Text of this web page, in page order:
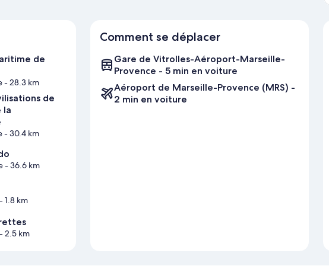
de
- 28.3 km
de
la
- 30.4 km
- 36.6 km
- 1.8 km
- 2.5 km
Comment se déplacer
Gare de Vitrolles-Aéroport-Marseille-
Provence - 5 min en voiture
Aéroport de Marseille-Provence (MRS) -
2 min en voiture